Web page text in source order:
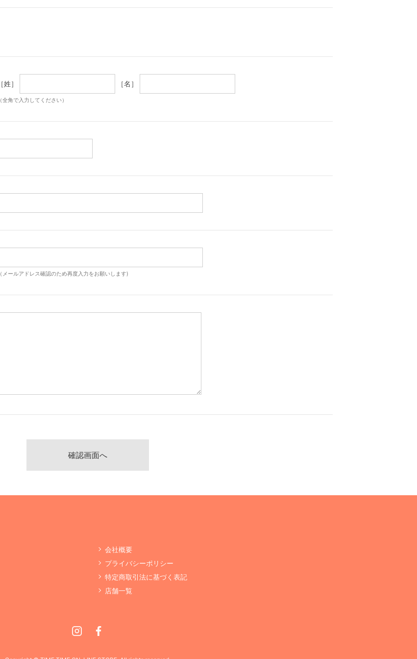
［姓］ ［名］
（全角で入力してください）
（メールアドレス確認のため再度入力をお願いします)
会社概要
プライバシーポリシー
特定商取引法に基づく表記
店舗一覧